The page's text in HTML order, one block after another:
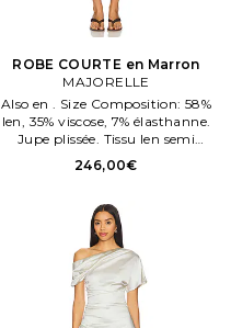
ROBE COURTE en Marron
MAJORELLE
Also en . Size Composition: 58%
len, 35% viscose, 7% élasthanne.
Jupe plissée. Tissu len semi
léger. Glissière envisible au dos.
Bonnets à armatures avec
246,00€